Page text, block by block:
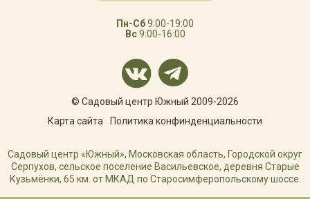
Пн-Сб9:00-19:00
Вс9:00-16:00
© Садовый центр Южный 2009-2026
Карта сайта
Политика конфинденциальности
Садовый центр «Южный», Московская область, Городской округ
Серпухов, сельское поселение Васильевское, деревня Старые
Кузьмёнки, 65 км. от МКАД по Старосимферопольскому шоссе.